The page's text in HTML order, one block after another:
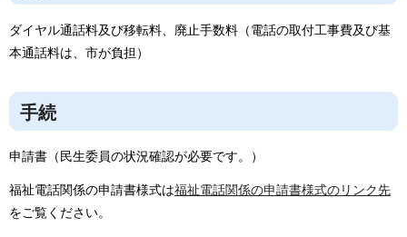
ダイヤル通話料及び移転料、廃止手数料（電話の取付工事費及び基
本通話料は、市が負担）
手続
申請書（民生委員の状況確認が必要です。）
福祉電話関係の申請書様式は福祉電話関係の申請書様式のリンク先
をご覧ください。